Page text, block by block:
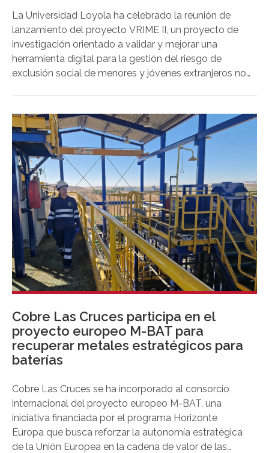
La Universidad Loyola ha celebrado la reunión de
lanzamiento del proyecto VRIME II, un proyecto de
investigación orientado a validar y mejorar una
herramienta digital para la gestión del riesgo de
exclusión social de menores y jóvenes extranjeros no
desarrollar la herramienta VRIME y avanzar en la
identificación de necesidades, riesgos y factores de
protección en menores migrantes residentes en
centros de acogida.
Cobre Las Cruces participa en el
proyecto europeo M-BAT para
recuperar metales estratégicos para
baterías
Cobre Las Cruces se ha incorporado al consorcio
internacional del proyecto europeo M-BAT, una
iniciativa financiada por el programa Horizonte
Europa que busca reforzar la autonomía estratégica
de la Unión Europea en la cadena de valor de las